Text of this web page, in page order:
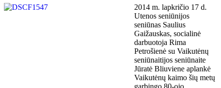
2014 m. lapkričio 17 d.
Utenos seniūnijos
seniūnas Saulius
Gaižauskas, socialinė
darbuotoja Rima
Petrošienė su Vaikutėnų
seniūnaitijos seniūnaite
Jūratė Bliuviene aplankė
Vaikutėnų kaimo šių metų